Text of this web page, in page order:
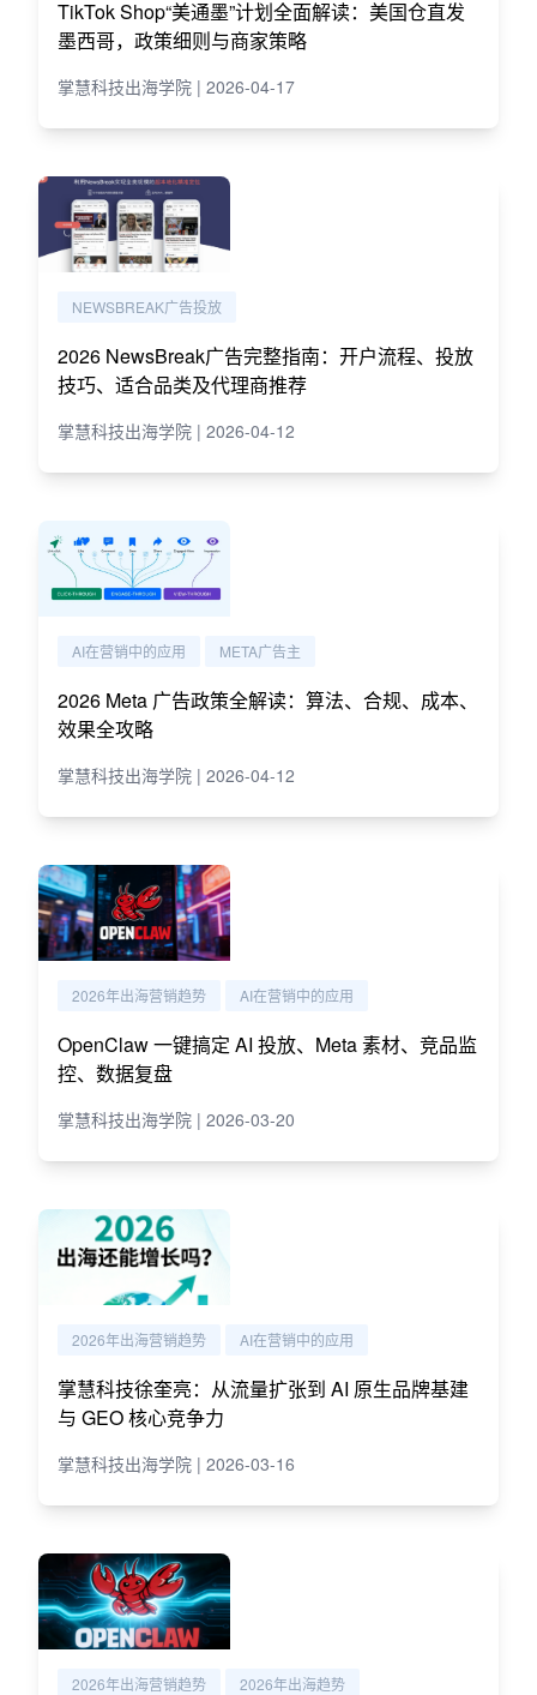
TikTok Shop“美通墨”计划全面解读：美国仓直发
墨西哥，政策细则与商家策略
掌慧科技出海学院 | 2026-04-17
NEWSBREAK广告投放
2026 NewsBreak广告完整指南：开户流程、投放
技巧、适合品类及代理商推荐
掌慧科技出海学院 | 2026-04-12
AI在营销中的应用 META广告主
2026 Meta 广告政策全解读：算法、合规、成本、
效果全攻略
掌慧科技出海学院 | 2026-04-12
2026年出海营销趋势 AI在营销中的应用
OpenClaw 一键搞定 AI 投放、Meta 素材、竞品监
控、数据复盘
掌慧科技出海学院 | 2026-03-20
2026年出海营销趋势 AI在营销中的应用
掌慧科技徐奎亮：从流量扩张到 AI 原生品牌基建
与 GEO 核心竞争力
掌慧科技出海学院 | 2026-03-16
2026年出海营销趋势 2026年出海趋势